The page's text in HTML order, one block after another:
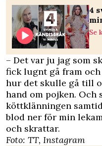
4
Se
– Det var ju jag som
fick lugnt gå fram
hur det skulle gå till
hand om pojken. Och
köttklänningen
blod ner för min
och skrattar.
Foto: TT, Instagram